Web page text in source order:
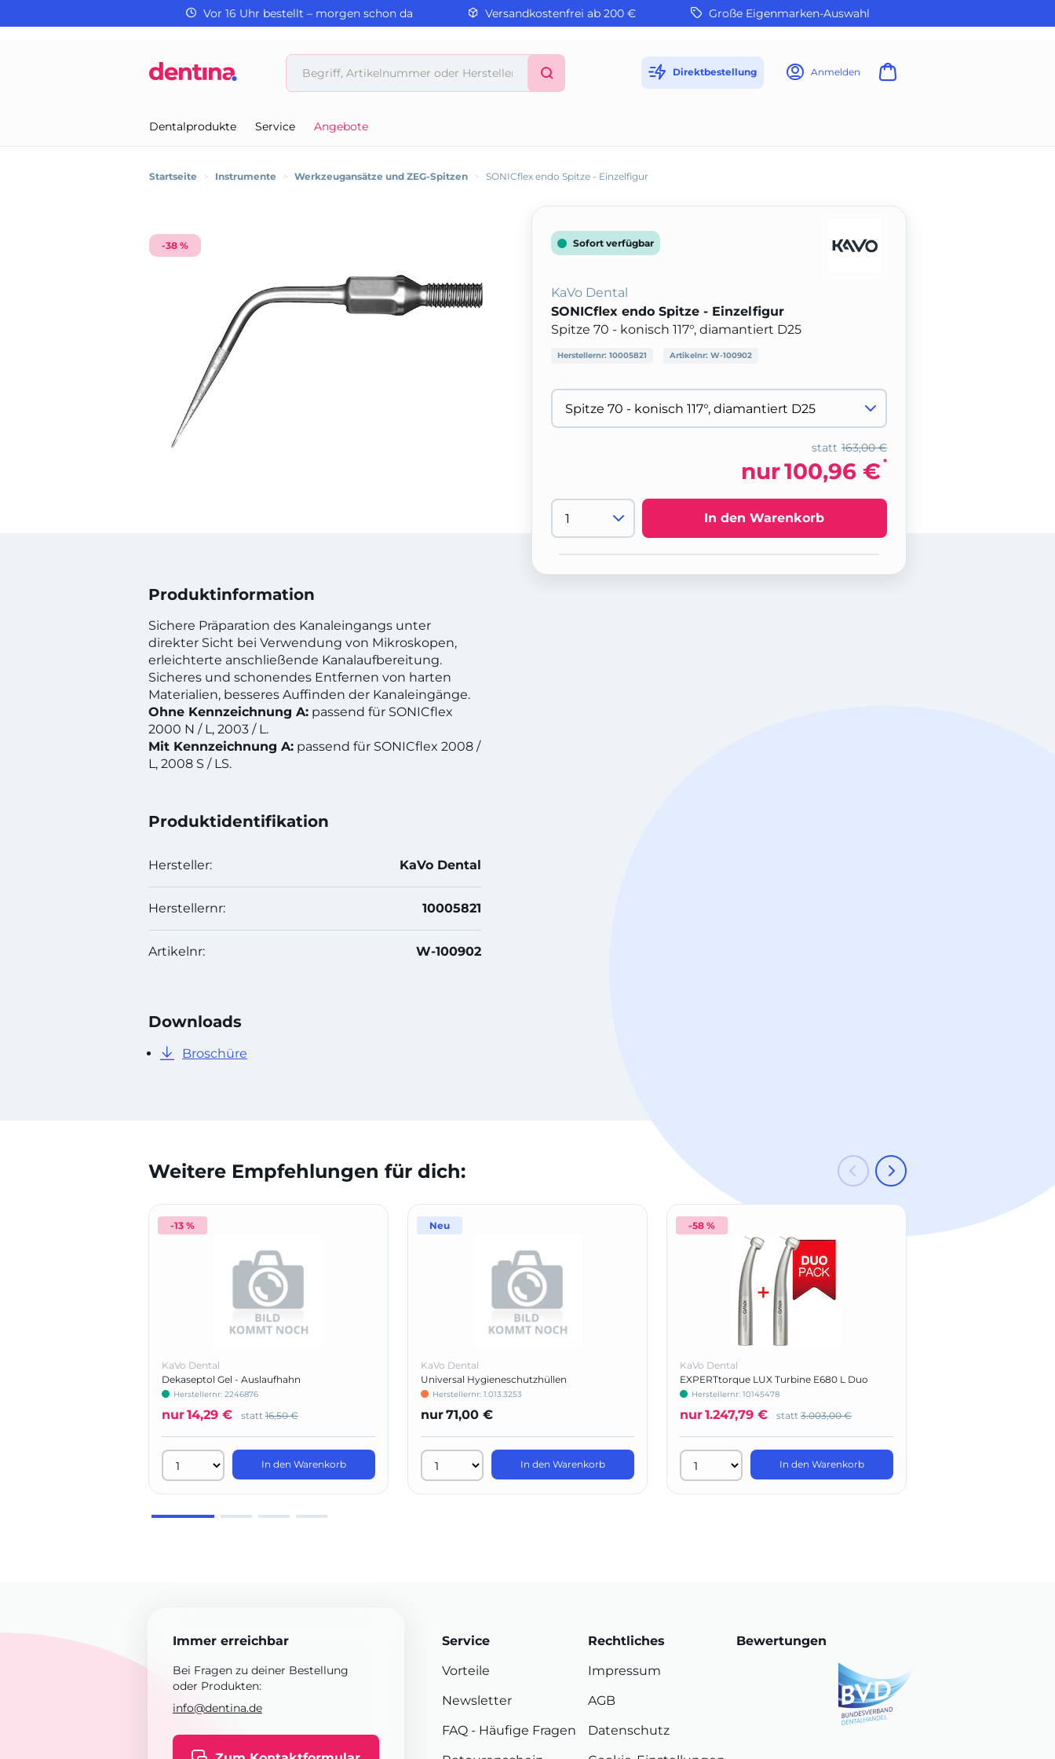
Vor 16 Uhr bestellt – morgen schon da Versandkostenfrei ab 200 € Große Eigenmarken-Auswahl
Direktbestellung Anmelden
Dentalprodukte Service Angebote
Startseite > Instrumente > Werkzeugansätze und ZEG-Spitzen > SONICflex endo Spitze - Einzelfigur
-38 %
Produktinformation
Sichere Präparation des Kanaleingangs unter
direkter Sicht bei Verwendung von Mikroskopen,
erleichterte anschließende Kanalaufbereitung.
Sicheres und schonendes Entfernen von harten
Materialien, besseres Auffinden der Kanaleingänge.
Ohne Kennzeichnung A: passend für SONICflex
2000 N / L, 2003 / L.
Mit Kennzeichnung A: passend für SONICflex 2008 /
L, 2008 S / LS.
Produktidentifikation
Hersteller: KaVo Dental
Herstellernr: 10005821
Artikelnr: W-100902
Downloads
Broschüre
Sofort verfügbar
KaVo Dental
SONICflex endo Spitze - Einzelfigur
Spitze 70 - konisch 117°, diamantiert D25
Herstellernr: 10005821 Artikelnr: W-100902
163,00 €
statt
nur100,96 € *
In den Warenkorb
Weitere Empfehlungen für dich:
-13 %
KaVo Dental
Dekaseptol Gel - Auslaufhahn
Herstellernr: 2246876
nur14,29 € statt 16,50 €
In den Warenkorb
Neu
KaVo Dental
Universal Hygieneschutzhüllen
Herstellernr: 1.013.3253
nur71,00 €
In den Warenkorb
-58 %
KaVo Dental
EXPERTtorque LUX Turbine E680 L Duo
PackHerstellernr: 10145478
nur1.247,79 € statt 3.003,00 €
In den Warenkorb
-16 %
Immer erreichbar
Bei Fragen zu deiner Bestellung
oder Produkten:
info@dentina.de
Service
Vorteile
Newsletter
FAQ - Häufige Fragen
Rechtliches
Impressum
AGB
Datenschutz
Bewertungen